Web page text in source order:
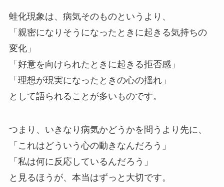
蛙化現象は、病気そのものというより、
「親密になりそうになったときに起きる気持ちの
変化」
「好意を向けられたときに起きる拒否感」
「理想が現実になったときの心の揺れ」
として語られることが多いものです。
つまり、いきなり病気かどうかを問うより先に、
「これはどういう心の動きなんだろう」
「私は何に反応しているんだろう」
と見るほうが、本当はずっと大切です。